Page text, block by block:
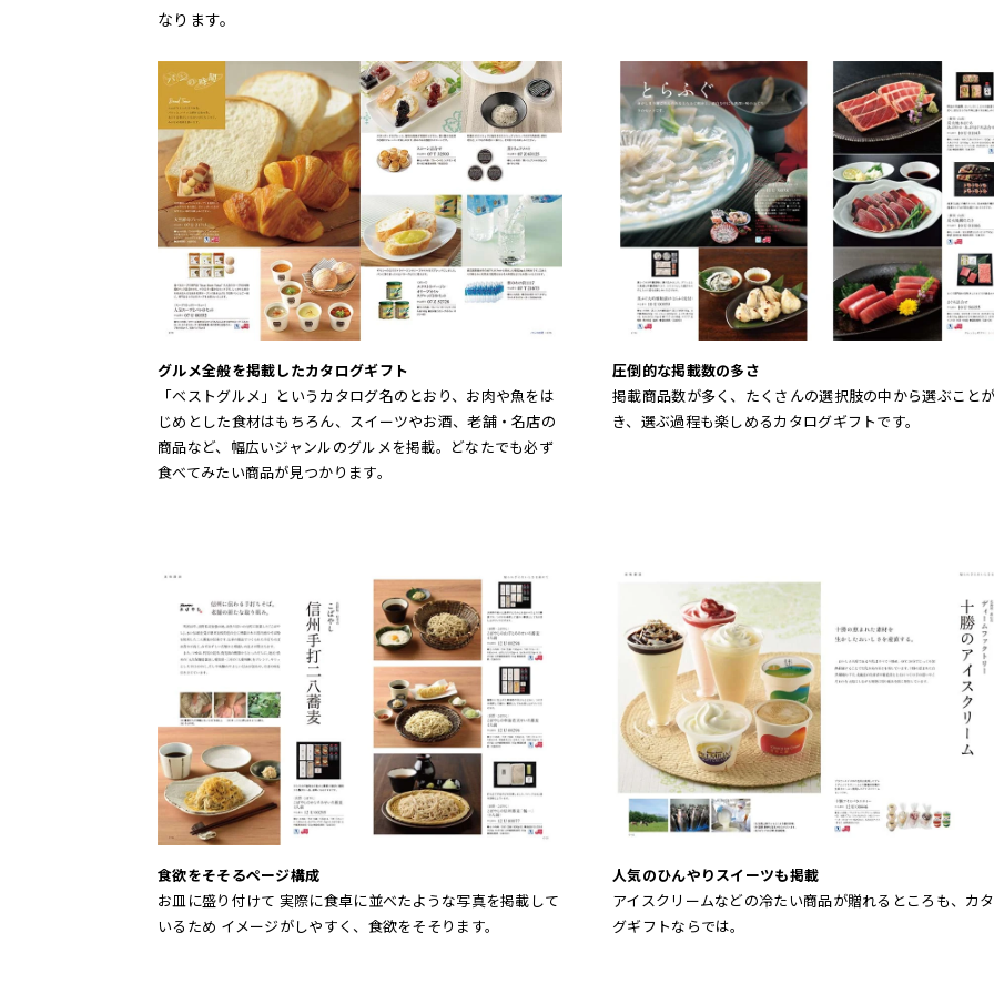
なります。
グルメ全般を掲載したカタログギフト
「ベストグルメ」というカタログ名のとおり、お肉や魚をは
じめとした食材はもちろん、スイーツやお酒、老舗・名店の
商品など、幅広いジャンルのグルメを掲載。どなたでも必ず
食べてみたい商品が見つかります。
圧倒的な掲載数の多さ
掲載商品数が多く、たくさんの選択肢の中から選ぶこと
き、選ぶ過程も楽しめるカタログギフトです。
食欲をそそるページ構成
お皿に盛り付けて 実際に食卓に並べたような写真を掲載して
いるため イメージがしやすく、食欲をそそります。
人気のひんやりスイーツも掲載
アイスクリームなどの冷たい商品が贈れるところも、カ
グギフトならでは。